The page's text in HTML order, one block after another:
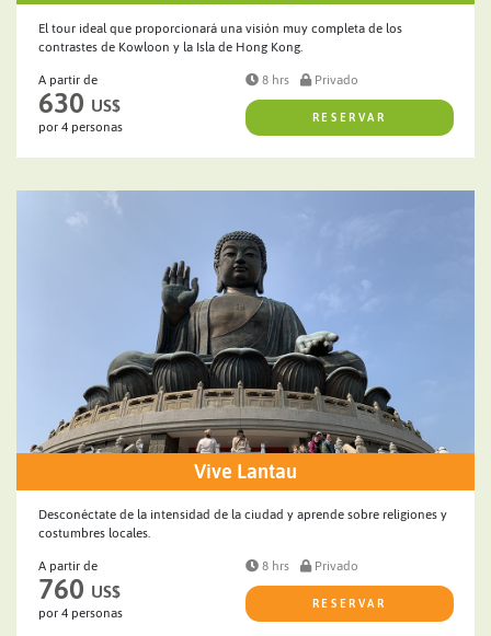
El tour ideal que proporcionará una visión muy completa de los
contrastes de Kowloon y la Isla de Hong Kong.
A partir de
630 US$
por 4 personas
8 hrs Privado
RESERVAR
Vive Lantau
Desconéctate de la intensidad de la ciudad y aprende sobre religiones y
costumbres locales.
A partir de
760 US$
por 4 personas
8 hrs Privado
RESERVAR